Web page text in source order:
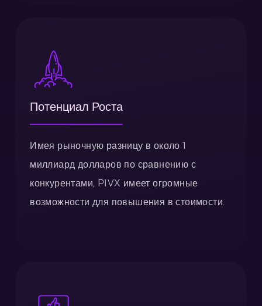
Потенциал Роста
Имея рыночную разницу в около 1
миллиард долларов по сравнению с
конкурентами, PIVX имеет огромные
возможности для повышения в стоимости.